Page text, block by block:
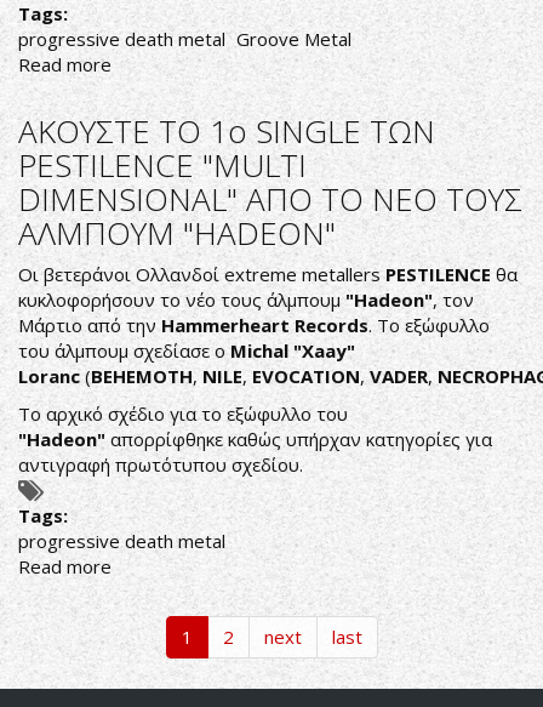
Tags:
progressive death metal Groove Metal
Read more about
ΟΙ
ΠΟΡΤΟΓΑΛΟΙ
COLOSSO
ΚΥΚΛΟΦΟΡΟΥΝ
ΤΕΤΑΡΤΟ
LP
TON
ΦΕΒΡΟΥΑΡΙΟ
ΑΚΟΥΣΤΕ ΤΟ 1ο SINGLE ΤΩΝ
PESTILENCE "MULTI
DIMENSIONAL" ΑΠΟ ΤΟ ΝΕΟ ΤΟΥΣ
ΑΛΜΠΟΥΜ "HADEON"
Οι βετεράνοι Ολλανδοί extreme metallersPESTILENCE θα
κυκλοφορήσουν το νέο τους άλμπουμ "Hadeon", τον
Μάρτιο από την Hammerheart Records. Το εξώφυλλο
του άλμπουμ σχεδίασε οMichal "Xaay"
Loranc(BEHEMOTH, NILE, EVOCATION,VADER,
Το αρχικό σχέδιο για το εξώφυλλο του
"Hadeon" απορρίφθηκε καθώς υπήρχαν κατηγορίες για
αντιγραφή πρωτότυπου σχεδίου.
Tags:
progressive death metal
Read more about
ΑΚΟΥΣΤΕ
ΤΟ
1ο
SINGLE
ΤΩΝ
1 2 next last